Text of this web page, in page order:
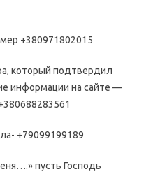
+380971802015
который подтвердил
информации на сайте —
+79099199189
пусть Господь